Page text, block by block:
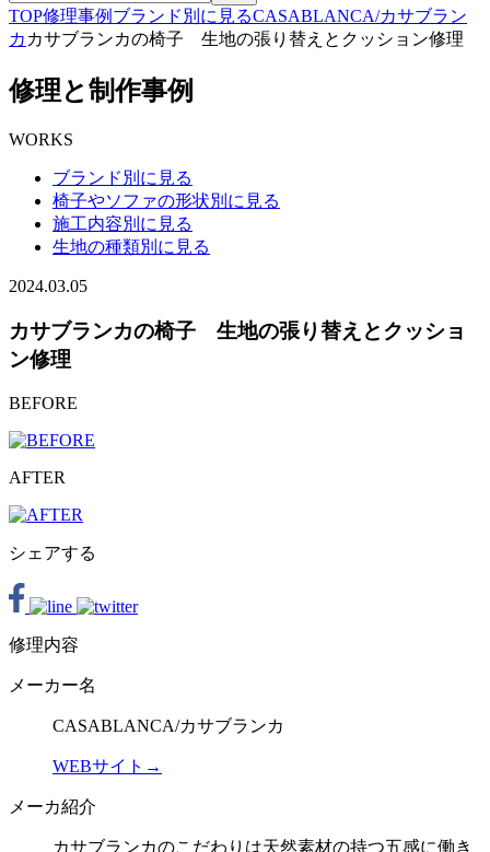
TOP修理事例 ブランド別に見るCASABLANCA/カサブラン
カ カサブランカの椅子 生地の張り替えとクッション修理
修理と制作事例
WORKS
ブランド別に見る
椅子やソファの形状別に見る
施工内容別に見る
生地の種類別に見る
2024.03.05
カサブランカの椅子 生地の張り替えとクッショ
ン修理
BEFORE
AFTER
シェアする
修理内容
メーカー名
CASABLANCA/カサブランカ
WEBサイト→
メーカ紹介
カサブランカのこだわりは天然素材の持つ五感に働き